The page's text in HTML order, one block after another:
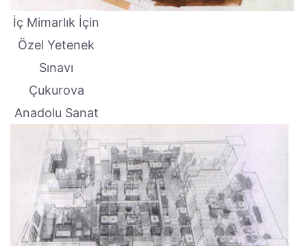
İç Mimarlık İçin
Özel Yetenek
Sınavı
Çukurova
Anadolu Sanat